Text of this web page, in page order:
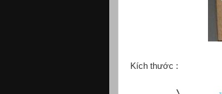
Kích thước :